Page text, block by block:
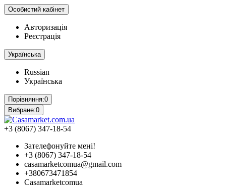
Особистий кабінет
Авторизація
Реєстрація
Українська
Russian
Українська
Порівняння:0
Вибране:0
+3 (8067) 347-18-54
Зателефонуйте мені!
+3 (8067) 347-18-54
casamarketcomua@gmail.com
+380673471854
Casamarketcomua